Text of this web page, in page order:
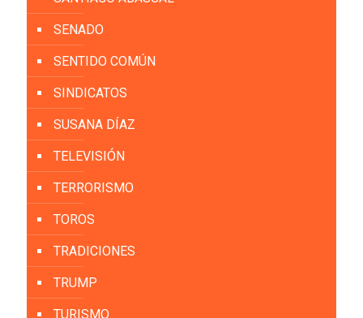
SENADO
SENTIDO COMÚN
SINDICATOS
SUSANA DÍAZ
TELEVISIÓN
TERRORISMO
TOROS
TRADICIONES
TRUMP
TURISMO